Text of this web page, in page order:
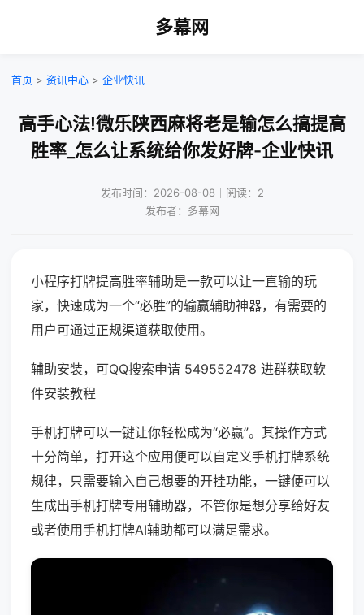
多幕网
首页 > 资讯中心 > 企业快讯
高手心法!微乐陕西麻将老是输怎么搞提高
胜率_怎么让系统给你发好牌-企业快讯
发布时间：2026-08-08｜阅读：2
发布者：多幕网
小程序打牌提高胜率辅助是一款可以让一直输的玩
家，快速成为一个“必胜”的输赢辅助神器，有需要的
用户可通过正规渠道获取使用。
辅助安装，可QQ搜索申请 549552478 进群获取软
件安装教程
手机打牌可以一键让你轻松成为“必赢”。其操作方式
十分简单，打开这个应用便可以自定义手机打牌系统
规律，只需要输入自己想要的开挂功能，一键便可以
生成出手机打牌专用辅助器，不管你是想分享给好友
或者使用手机打牌AI辅助都可以满足需求。